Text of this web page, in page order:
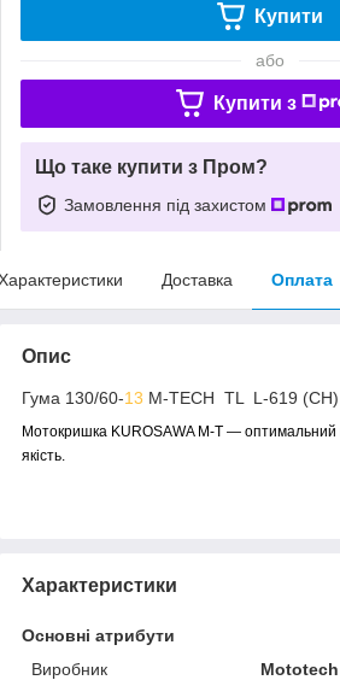
Купити
або
Купити з
Що таке купити з Пром?
Замовлення під захистом
Доставка Оплата
Опис
Гума 130/60-13 M-TECH TL L-619 (CH)
Мотокришка KUROSAWA M-T — оптимальний
якість.
Характеристики
Основні атрибути
Виробник
Mototech